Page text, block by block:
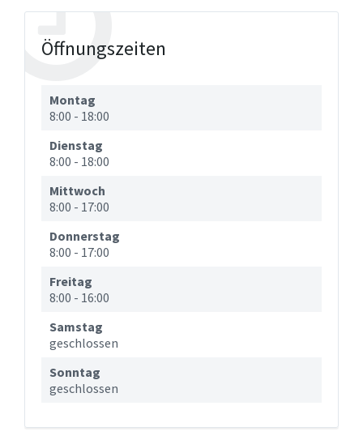
Öffnungszeiten
Montag
8:00 - 18:00
Dienstag
8:00 - 18:00
Mittwoch
8:00 - 17:00
Donnerstag
8:00 - 17:00
Freitag
8:00 - 16:00
Samstag
geschlossen
Sonntag
geschlossen